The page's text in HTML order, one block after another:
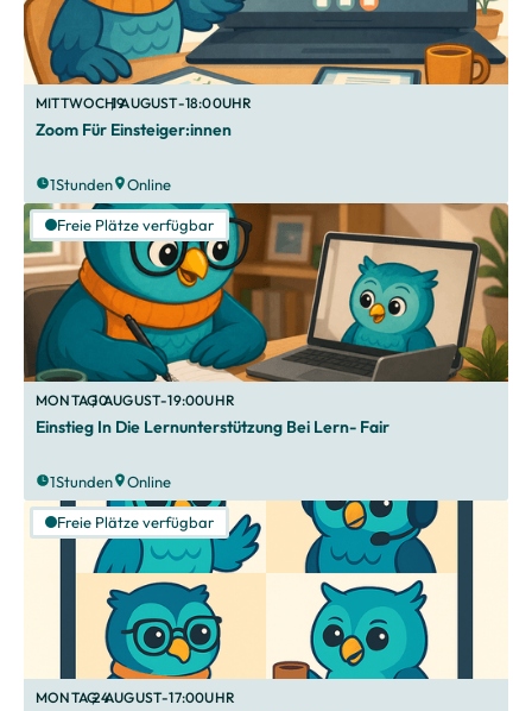
MITTWOCH
,19
.AUGUST-18:00UHR
Zoom Für Einsteiger:innen
1Stunden Online
Freie Plätze verfügbar
MONTAG
,10
.AUGUST-19:00UHR
Einstieg In Die Lernunterstützung Bei Lern- Fair
1Stunden Online
Freie Plätze verfügbar
MONTAG
,24
.AUGUST-17:00UHR